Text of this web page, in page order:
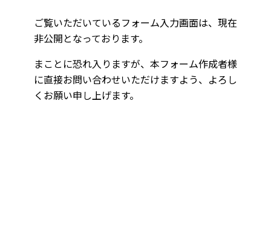
ご覧いただいているフォーム入力画面は、現在
非公開となっております。
まことに恐れ入りますが、本フォーム作成者様
に直接お問い合わせいただけますよう、よろし
くお願い申し上げます。